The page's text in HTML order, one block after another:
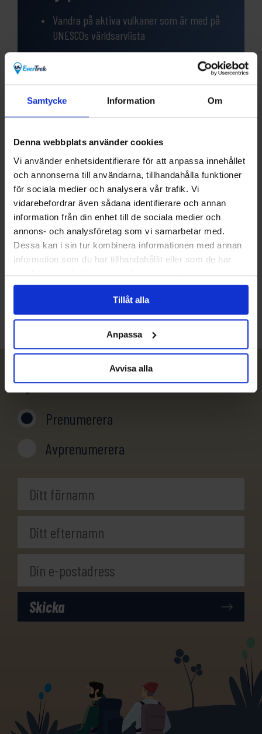
Samtycke Information Om
Denna webbplats använder cookies
Vi använder enhetsidentifierare för att anpassa innehållet
och annonserna till användarna, tillhandahålla funktioner
för sociala medier och analysera vår trafik. Vi
vidarebefordrar även sådana identifierare och annan
information från din enhet till de sociala medier och
annons- och analysföretag som vi samarbetar med.
Dessa kan i sin tur kombinera informationen med annan
information som du har tillhandahållit eller som de har
samlat in när du har använt deras tjänster.
Tillåt alla
Anpassa
Avvisa alla
Vandra på aktiva vulkaner som är med på
UNESCOs världsarvlista
Underbara stränder för bad
Frågor?
Har du funderingar eller vill veta mer om denna
produkt? Ring oss!
031-301 18 18
info@evertrek.se
Nyhetsbrev
Prenumerera
Avprenumerera